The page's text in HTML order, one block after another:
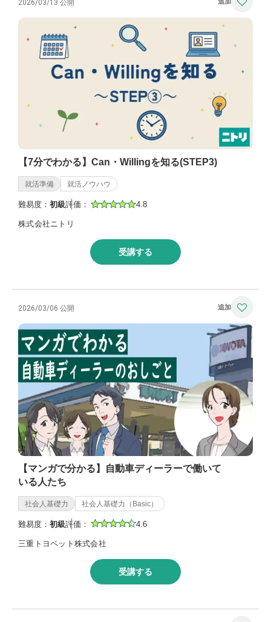
2026/03/13 公開
【7分でわかる】Can・Willingを知る(STEP3)
就活準備 就活ノウハウ
難易度： 初級評価： 4.8
株式会社ニトリ
受講する
2026/03/06 公開
【マンガで分かる】自動車ディーラーで働いて
いる人たち
社会人基礎力 社会人基礎力（Basic）
難易度： 初級評価： 4.6
三重トヨペット株式会社
受講する